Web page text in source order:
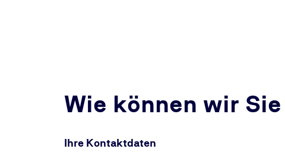
Wie können wir
Ihre Kontaktdaten